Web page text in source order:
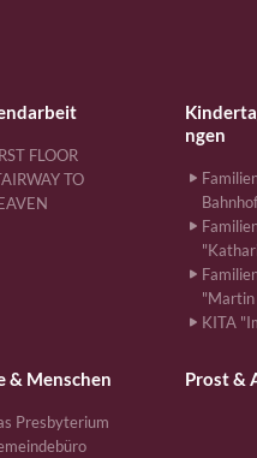
FLOOR
TO
ngen
"Martin
KITA
& Menschen
Presbyterium
Prost &